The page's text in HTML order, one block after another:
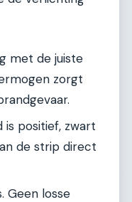
met de juiste
zorgt
is positief, zwart
de strip direct
Geen losse